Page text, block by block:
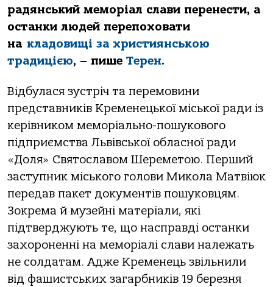
радянський меморіал слави перенести, а
останки людей перепоховати
на кладовищі за християнською
традицією, – пише Терен.
Відбулася зустріч та перемовини
представників Кременецької міської ради із
керівником меморіально-пошукового
підприємства Львівської обласної ради
«Доля» Святославом Шереметою. Перший
заступник міського голови Микола Матвіюк
передав пакет документів пошуковцям.
Зокрема й музейні матеріали, які
підтверджують те, що насправді останки
захороненні на меморіалі слави належать
не солдатам. Адже Кременець звільнили
від фашистських загарбників 19 березня